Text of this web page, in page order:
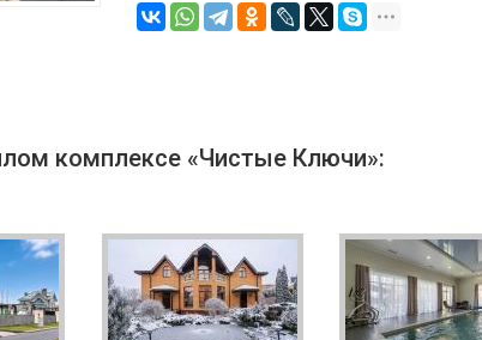
комплексе «Чистые Ключи»: